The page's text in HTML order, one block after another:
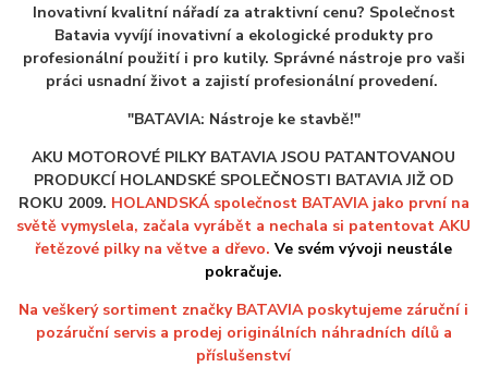
Inovativní kvalitní nářadí za atraktivní cenu? Společnost
Batavia vyvíjí inovativní a ekologické produkty pro
profesionální použití i pro kutily. Správné nástroje pro vaši
práci usnadní život a zajistí profesionální provedení.
"BATAVIA: Nástroje ke stavbě!"
AKU MOTOROVÉ PILKY BATAVIA JSOU PATANTOVANOU
PRODUKCÍ HOLANDSKÉ SPOLEČNOSTI BATAVIA JIŽ OD
ROKU 2009. HOLANDSKÁ společnost BATAVIA jako první na
světě vymyslela, začala vyrábět a nechala si patentovat AKU
řetězové pilky na větve a dřevo.Ve svém vývoji neustále
pokračuje.
Na veškerý sortiment značky BATAVIA poskytujeme záruční i
pozáruční servis a prodej originálních náhradních dílů a
příslušenství